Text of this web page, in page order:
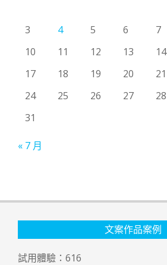
3
4 5 6 7
10
11 12 13 14
17
18 19 20 21
24
25 26 27 28
31
« 7 月
文案作品案例
試用體驗： 616